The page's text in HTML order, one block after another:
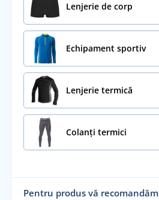
Lenjerie de corp
Echipament sportiv
Lenjerie termică
Colanți termici
Pentru produs vă recomandăm